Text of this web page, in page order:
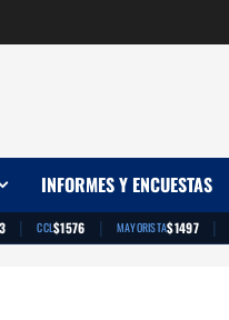
INFORMES Y ENCUESTAS
| CCL$1576 | MAYORISTA$1497 |